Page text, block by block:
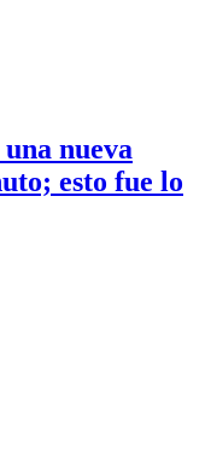
nueva
esto fue lo